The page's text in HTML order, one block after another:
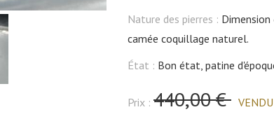
Nature des pierres :
camée coquillage naturel.
État : Bon état, patine
Prix : 440,00 € VENDU